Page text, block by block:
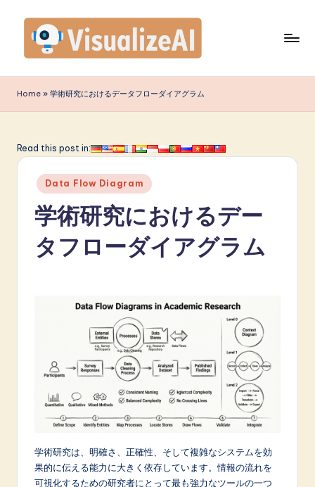
content
is
u
li
Home » 学術研究におけるデータフローダイアグラム
Read this post in:
Posted
in
Data Flow Diagram
学術研究におけるデー
タフローダイアグラム
学術研究は、明確さ、正確性、そして複雑なシステムを効
果的に伝える能力に大きく依存しています。情報の流れを
可視化するための研究者にとって最も強力なツールの一つ